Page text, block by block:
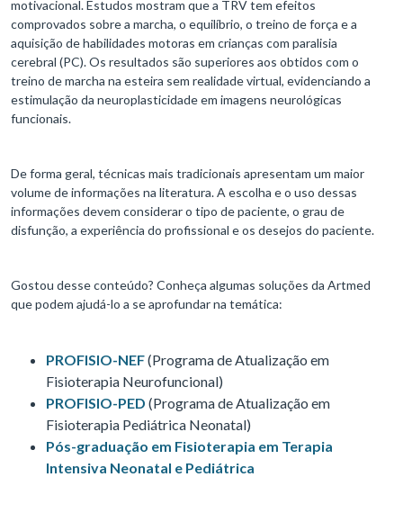
motivacional. Estudos mostram que a TRV tem efeitos
comprovados sobre a marcha, o equilíbrio, o treino de força e a
aquisição de habilidades motoras em crianças com paralisia
cerebral (PC). Os resultados são superiores aos obtidos com o
treino de marcha na esteira sem realidade virtual, evidenciando a
estimulação da neuroplasticidade em imagens neurológicas
funcionais.
De forma geral, técnicas mais tradicionais apresentam um maior
volume de informações na literatura. A escolha e o uso dessas
informações devem considerar o tipo de paciente, o grau de
disfunção, a experiência do profissional e os desejos do paciente.
Gostou desse conteúdo? Conheça algumas soluções da Artmed
que podem ajudá-lo a se aprofundar na temática:
PROFISIO-NEF(Programa de Atualização em
Fisioterapia Neurofuncional)
PROFISIO-PED (Programa de Atualização em
Fisioterapia Pediátrica Neonatal)
Pós-graduação em Fisioterapia em Terapia
Intensiva Neonatal e Pediátrica